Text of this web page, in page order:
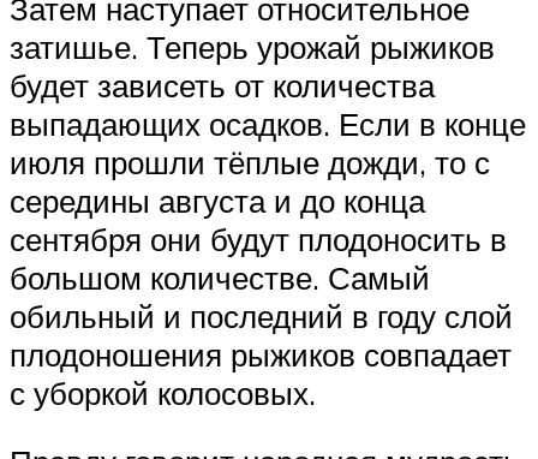
Затем наступает относительное
затишье. Теперь урожай рыжиков
будет зависеть от количества
выпадающих осадков. Если в конце
июля прошли тёплые дожди, то с
середины августа и до конца
сентября они будут плодоносить в
большом количестве. Самый
обильный и последний в году слой
плодоношения рыжиков совпадает
с уборкой колосовых.